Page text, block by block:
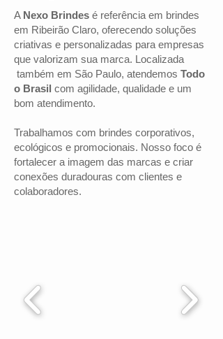
A Nexo Brindes é referência em brindes
em Ribeirão Claro, oferecendo soluções
criativas e personalizadas para empresas
que valorizam sua marca. Localizada
também em São Paulo, atendemos Todo
o Brasil com agilidade, qualidade e um
bom atendimento.
Trabalhamos com brindes corporativos,
ecológicos e promocionais. Nosso foco é
fortalecer a imagem das marcas e criar
conexões duradouras com clientes e
colaboradores.